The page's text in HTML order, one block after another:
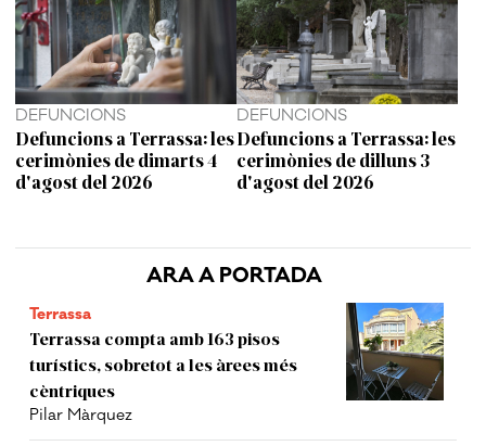
ARA A PORTADA
Terrassa
Terrassa compta amb 163 pisos
turístics, sobretot a les àrees més
cèntriques
Pilar Màrquez
DEFUNCIONS
Defuncions a Terrassa: les
cerimònies de dimarts 4
d'agost del 2026
DEFUNCIONS
Defuncions a Terrassa: les
cerimònies de dilluns 3
d'agost del 2026